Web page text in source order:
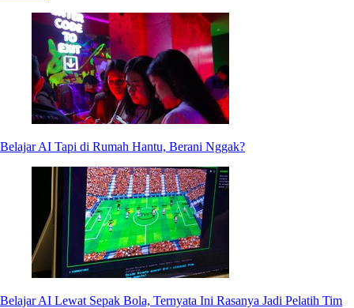
Belajar AI Tapi di Rumah Hantu, Berani Nggak?
Belajar AI Lewat Sepak Bola, Ternyata Ini Rasanya Jadi Pelatih Tim